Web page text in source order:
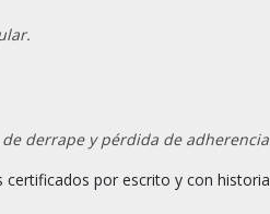
derrape y pérdida de adherencia